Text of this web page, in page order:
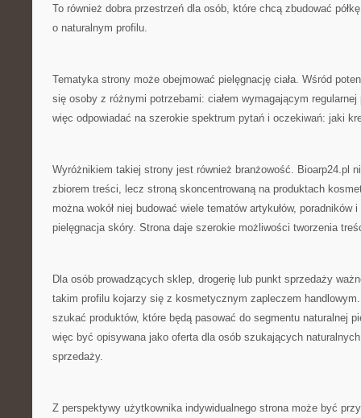
To również dobra przestrzeń dla osób, które chcą zbudować
o naturalnym profilu.
Tematyka strony może obejmować pielęgnację ciała. Wśród
się osoby z różnymi potrzebami: ciałem wymagającym
więc odpowiadać na szerokie spektrum pytań i oczekiwań: jaki
Wyróżnikiem takiej strony jest również branżowość. Bioarp24.pl
zbiorem treści, lecz stroną skoncentrowaną na produktach
można wokół niej budować wiele tematów artykułów, poradników
pielęgnacja skóry. Strona daje szerokie możliwości tworzenia
Dla osób prowadzących sklep, drogerię lub punkt sprzedaży
takim profilu kojarzy się z kosmetycznym zapleczem
szukać produktów, które będą pasować do segmentu naturalnej
więc być opisywana jako oferta dla osób szukających
sprzedaży.
Z perspektywy użytkownika indywidualnego strona może być